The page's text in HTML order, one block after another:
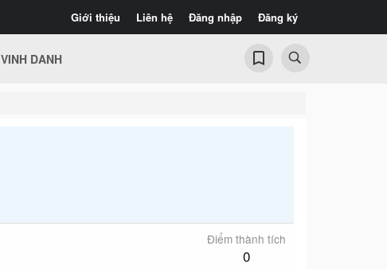
Giới thiệu Liên hệ Đăng nhập Đăng ký
VINH DANH
Điểm thành tích
0